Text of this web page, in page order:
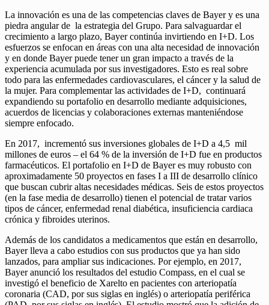
La innovación es una de las competencias claves de Bayer y es una
piedra angular de la estrategia del Grupo. Para salvaguardar el
crecimiento a largo plazo, Bayer continúa invirtiendo en I+D. Los
esfuerzos se enfocan en áreas con una alta necesidad de innovación
y en donde Bayer puede tener un gran impacto a través de la
experiencia acumulada por sus investigadores. Esto es real sobre
todo para las enfermedades cardiovasculares, el cáncer y la salud de
la mujer. Para complementar las actividades de I+D, continuará
expandiendo su portafolio en desarrollo mediante adquisiciones,
acuerdos de licencias y colaboraciones externas manteniéndose
siempre enfocado.
En 2017, incrementó sus inversiones globales de I+D a 4,5 mil
millones de euros – el 64 % de la inversión de I+D fue en productos
farmacéuticos. El portafolio en I+D de Bayer es muy robusto con
aproximadamente 50 proyectos en fases I a III de desarrollo clínico
que buscan cubrir altas necesidades médicas. Seis de estos proyectos
(en la fase media de desarrollo) tienen el potencial de tratar varios
tipos de cáncer, enfermedad renal diabética, insuficiencia cardiaca
crónica y fibroides uterinos.
Además de los candidatos a medicamentos que están en desarrollo,
Bayer lleva a cabo estudios con sus productos que ya han sido
lanzados, para ampliar sus indicaciones. Por ejemplo, en 2017,
Bayer anunció los resultados del estudio Compass, en el cual se
investigó el beneficio de Xarelto en pacientes con arteriopatía
coronaria (CAD, por sus siglas en inglés) o arteriopatía periférica